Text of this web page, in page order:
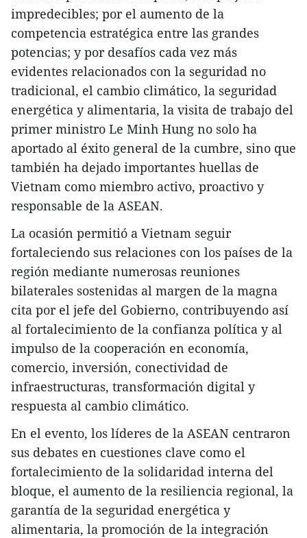
impredecibles; por el aumento de la
competencia estratégica entre las grandes
potencias; y por desafíos cada vez más
evidentes relacionados con la seguridad no
tradicional, el cambio climático, la seguridad
energética y alimentaria, la visita de trabajo del
primer ministro Le Minh Hung no solo ha
aportado al éxito general de la cumbre, sino que
también ha dejado importantes huellas de
Vietnam como miembro activo, proactivo y
responsable de la ASEAN.
La ocasión permitió a Vietnam seguir
fortaleciendo sus relaciones con los países de la
región mediante numerosas reuniones
bilaterales sostenidas al margen de la magna
cita por el jefe del Gobierno, contribuyendo así
al fortalecimiento de la confianza política y al
impulso de la cooperación en economía,
comercio, inversión, conectividad de
infraestructuras, transformación digital y
respuesta al cambio climático.
En el evento, los líderes de la ASEAN centraron
sus debates en cuestiones clave como el
fortalecimiento de la solidaridad interna del
bloque, el aumento de la resiliencia regional, la
garantía de la seguridad energética y
alimentaria, la promoción de la integración